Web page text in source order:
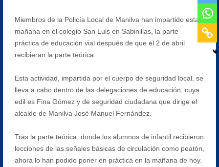
Miembros de la Policía Local de Manilva han impartido esta
mañana en el colegio San Luis en Sabinillas, la parte
práctica de educación vial después de que el 2 de abril
recibieran la parte teórica.
Esta actividad, impartida por el cuerpo de seguridad local, se
lleva a cabo dentro de las delegaciones de educación, cuya
edil es Fina Gómez y de seguridad ciudadana que dirige el
alcalde de Manilva José Manuel Fernández.
Tras la parte teórica, donde los alumnos de infantil recibieron
lecciones de las señales básicas de circulación como peatón,
ahora lo han podido poner en práctica en la mañana de hoy.